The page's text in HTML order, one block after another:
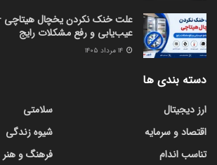
علت خنک نکردن یخچال هیتاچی
عیب‌یابی و رفع مشکلات رایج
دسته بندی ها
ارز دیجیتال
اقتصاد و سرمایه
تناسب اندام
سلامتی
شیوه زندگی
فرهنگ و هنر